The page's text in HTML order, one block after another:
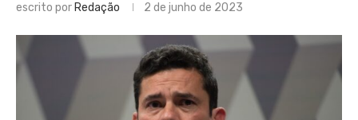
escrito por Redação 2 de junho de 2023